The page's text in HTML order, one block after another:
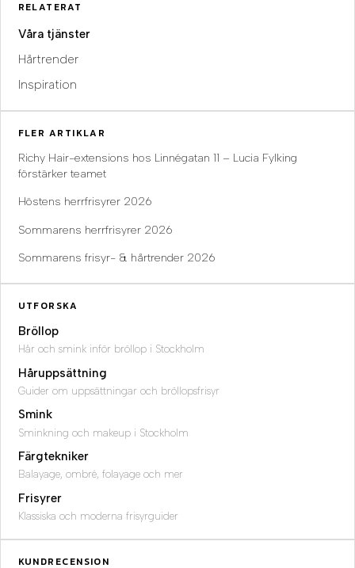
RELATERAT
Våra tjänster
Hårtrender
Inspiration
FLER ARTIKLAR
Richy Hair-extensions hos Linnégatan 11 – Lucia Fylking
förstärker teamet
Höstens herrfrisyrer 2026
Sommarens herrfrisyrer 2026
Sommarens frisyr- & hårtrender 2026
UTFORSKA
Bröllop
Hår och smink inför bröllop i Stockholm
Håruppsättning
Guider om uppsättningar och bröllopsfrisyr
Smink
Sminkning och makeup i Stockholm
Färgtekniker
Balayage, ombré, folayage och mer
Frisyrer
Klassiska och moderna frisyrguider
KUNDRECENSION